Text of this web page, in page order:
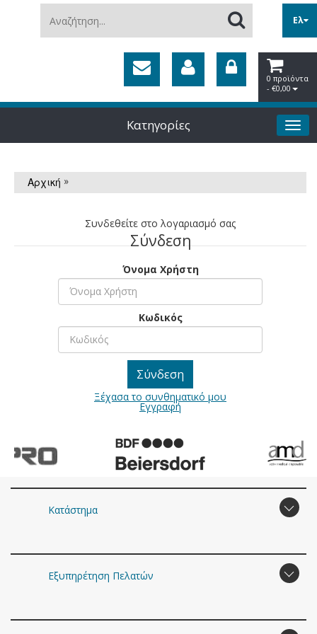
Αναζήτηση...
Ελ
0 προϊόντα
- €0,00
Κατηγορίες
Αρχική »
Συνδεθείτε στο λογαριασμό σας
Σύνδεση
Όνομα Χρήστη
Κωδικός
Ξέχασα το συνθηματικό μου
Εγγραφή
Κατάστημα
Εξυπηρέτηση Πελατών